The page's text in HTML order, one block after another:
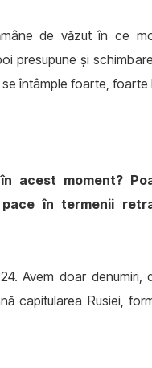
de văzut în ce
presupune și
întâmple foarte, foarte
acest moment?
în termenii
Avem doar denumiri,
capitularea Rusiei,